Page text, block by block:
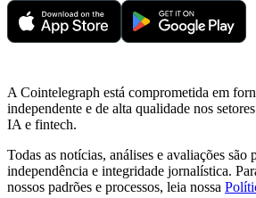
A Cointelegraph está comprometida em
independente e de alta qualidade nos
IA e fintech.
Todas as notícias, análises e avaliações são
independência e integridade jornalística.
nossos padrões e processos, leia nossa